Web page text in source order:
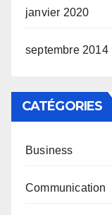
janvier 2020
septembre 2014
CATÉGORIES
Business
Communication